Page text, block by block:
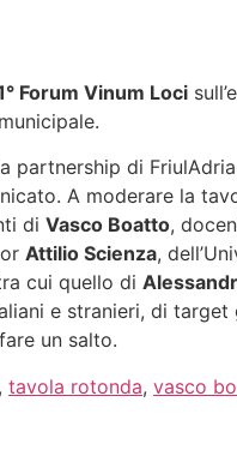
Forum Vinum Loci
partnership di
A moderare la
di Vasco Boatto,
Attilio Scienza,
cui quello di
e stranieri, di target
un salto.
, tavola rotonda, vasco